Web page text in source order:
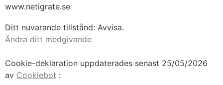
www.netigrate.se
Ditt nuvarande tillstånd: Avvisa.
Ändra ditt medgivande
Cookie-deklaration uppdaterades senast 25/05/2026
av Cookiebot :